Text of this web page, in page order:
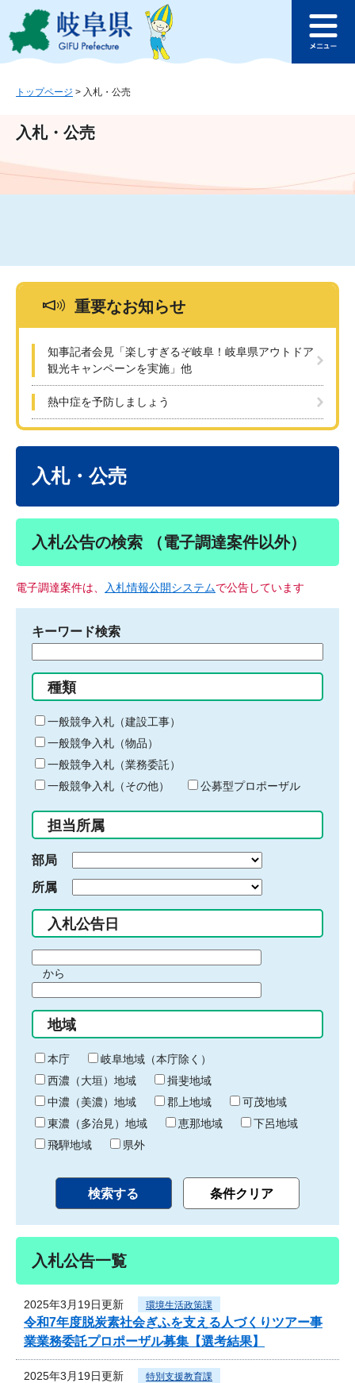
ジ
ュ
文
このページの本文へ
ュ
トップページ > 入札・公売
入札・公売
重要なお知らせ
知事記者会見「楽しすぎるぞ岐阜！岐阜県アウトドア
観光キャンペーンを実施」他
熱中症を予防しましょう
入札・公売
入札公告の検索 （電子調達案件以外）
電子調達案件は、 入札情報公開システムで公告しています
キーワード検索
る
キ
ー
ワ
ー
ド
入
力
種類
一般競争入札（建設工事）
一般競争入札（物品）
一般競争入札（業務委託）
一般競争入札（その他）
公募型プロポーザル
担当所属
部局
所属
入札公告日
間
始
り
から
間
終
わ
り
地域
本庁
岐阜地域（本庁除く）
西濃（大垣）地域
揖斐地域
中濃（美濃）地域
郡上地域
可茂地域
東濃（多治見）地域
恵那地域
下呂地域
飛騨地域
県外
入札公告一覧
2025年3月19日更新 環境生活政策課
令和7年度脱炭素社会ぎふを支える人づくりツアー事
業業務委託プロポーザル募集【選考結果】
2025年3月19日更新 特別支援教育課